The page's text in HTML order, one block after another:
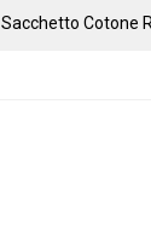
Sacchetto Cotone